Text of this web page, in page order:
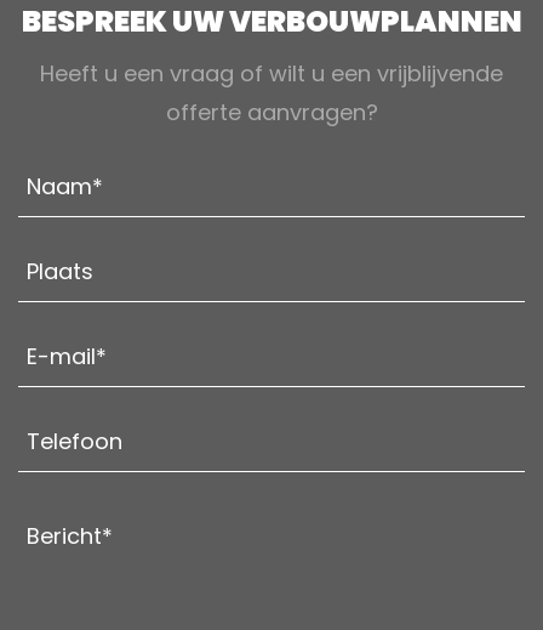
BESPREEK UW VERBOUWPLANNEN
Heeft u een vraag of wilt u een vrijblijvende
offerte aanvragen?